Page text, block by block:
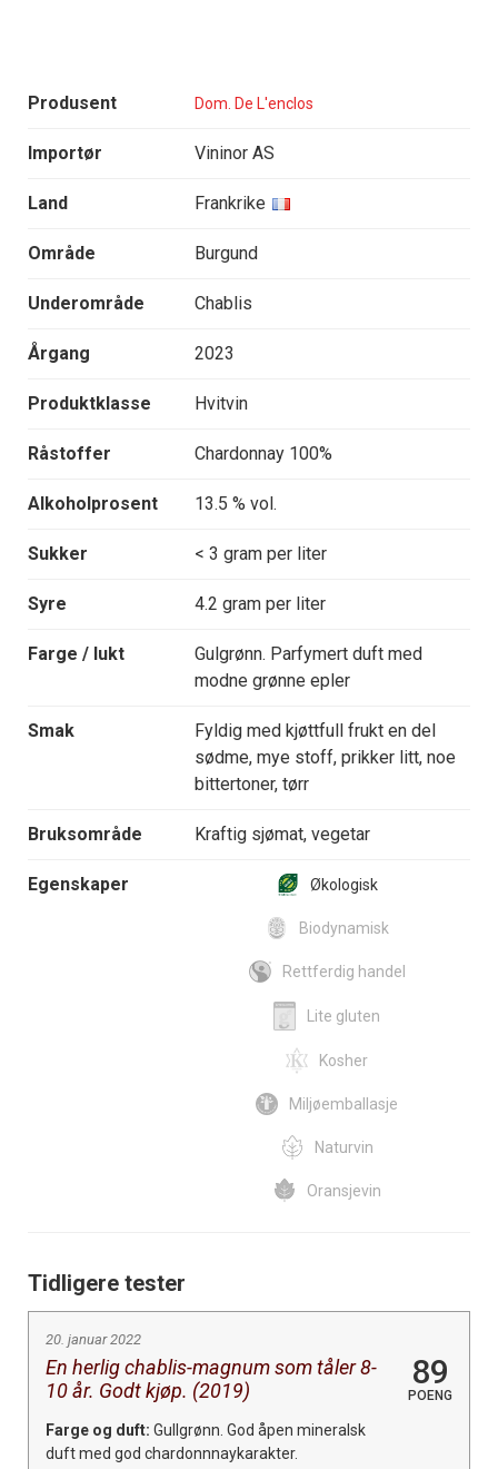
Produsent Dom. De L'enclos
Importør Vininor AS
Land Frankrike
Område Burgund
Underområde Chablis
Årgang 2023
Produktklasse Hvitvin
Råstoffer Chardonnay 100%
Alkoholprosent 13.5 % vol.
Sukker < 3 gram per liter
Syre 4.2 gram per liter
Farge / lukt
Gulgrønn. Parfymert duft med
modne grønne epler
Smak
Fyldig med kjøttfull frukt en del
sødme, mye stoff, prikker litt, noe
bittertoner, tørr
Bruksområde Kraftig sjømat, vegetar
Egenskaper Økologisk
Biodynamisk
Rettferdig handel
Lite gluten
Kosher
Miljøemballasje
Naturvin
Oransjevin
Tidligere tester
20. januar 2022
En herlig chablis-magnum som tåler 8-
10 år. Godt kjøp. (2019)
89
POENG
Farge og duft: Gullgrønn. God åpen mineralsk
duft med god chardonnnaykarakter.